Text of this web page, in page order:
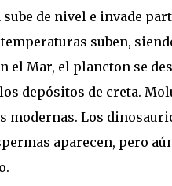
sube de nivel e invade
suben,
el Mar, el plancton se
depósitos de creta.
modernas. Los
aparecen, pero